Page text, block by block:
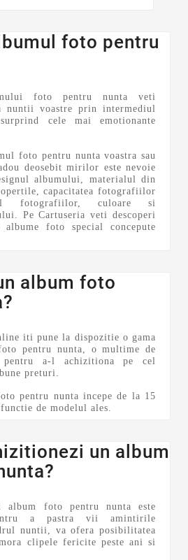
foto pentru
foto pentru nunta veti
nuntii voastre prin intermediul
cele mai emotionante
foto pentru nunta voastra sau
deosebit mirilor este nevoie
albumului, materialul din
capacitatea fotografiilor
fotografiilor, culoare si
Pe Cartuseria veti descoperi
foto special concepute
album foto
iti pune la dispozitie o gama
pentru nunta, o multime de
pentru a-l achizitiona pe cel
preturi.
pentru nunta incepe de la 15
de modelul ales.
un album
album foto pentru nunta este
a pastra vii amintirile
nuntii, va ofera posibilitatea
clipele fericite peste ani si